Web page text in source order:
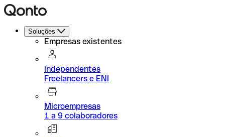
Soluções
Empresas existentes
Independentes
Freelancers e ENI
Microempresas
1 a 9 colaboradores